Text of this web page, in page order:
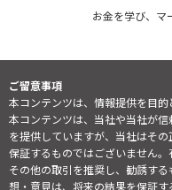
お金を学び、マ
ご留意事項
本コンテンツは、情報提供を目的
本コンテンツは、当社や当社が
を提供していますが、当社はそ
保証するものではございません。
その他の取引を推奨し、勧誘す